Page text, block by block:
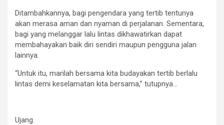
Ditambahkannya, bagi pengendara yang tertib tentunya
akan merasa aman dan nyaman di perjalanan. Sementara,
bagi yang melanggar lalu lintas dikhawatirkan dapat
membahayakan baik diri sendiri maupun pengguna jalan
lainnya.
“Untuk itu, marilah bersama kita budayakan tertib berlalu
lintas demi keselamatan kita bersama,” tutupnya…
Ujang.